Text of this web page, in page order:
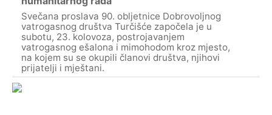
Svečana proslava 90. obljetnice Dobrovoljnog
vatrogasnog društva Turčišće započela je u
subotu, 23. kolovoza, postrojavanjem
vatrogasnog ešalona i mimohodom kroz mjesto,
na kojem su se okupili članovi društva, njihovi
prijatelji i mještani.